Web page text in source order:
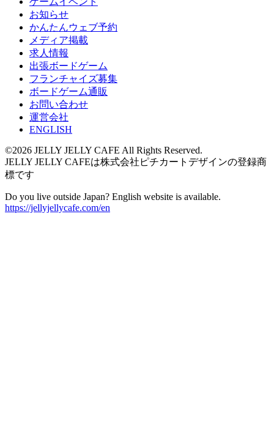
お知らせ
かんたんウェブ予約
メディア掲載
求人情報
出張ボードゲーム
フランチャイズ募集
ボードゲーム通販
お問い合わせ
運営会社
ENGLISH
©2026 JELLY JELLY CAFE All Rights Reserved.
JELLY JELLY CAFEは株式会社ピチカートデザインの登録商
標です
Do you live outside Japan? English website is available.
https://jellyjellycafe.com/en